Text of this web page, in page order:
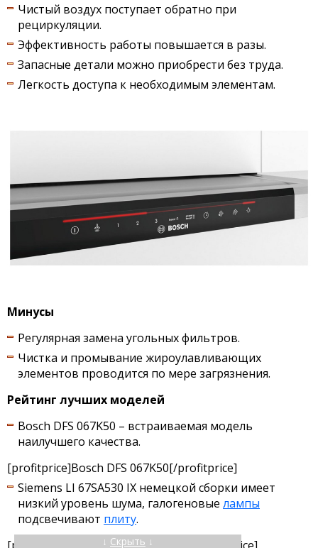
Чистый воздух поступает обратно при
рециркуляции.
Эффективность работы повышается в разы.
Запасные детали можно приобрести без труда.
Легкость доступа к необходимым элементам.
Минусы
Регулярная замена угольных фильтров.
Чистка и промывание жироулавливающих
элементов проводится по мере загрязнения.
Рейтинг лучших моделей
Bosch DFS 067K50 – встраиваемая модель
наилучшего качества.
[profitprice]Bosch DFS 067K50[/profitprice]
Siemens LI 67SA530 IX немецкой сборки имеет
низкий уровень шума, галогеновые лампы
подсвечивают плиту.
↓ Скрыть ↓